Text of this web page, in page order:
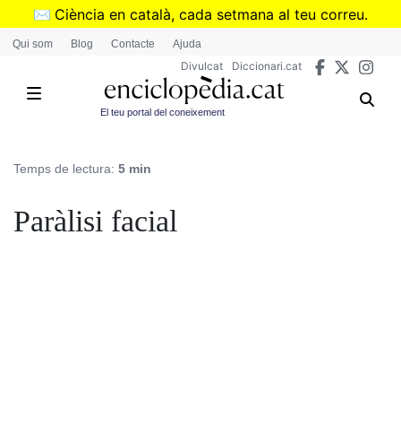
Vés
✉️ Ciència en català, cada setmana al teu correu.
➜Subscriu-te al butlletí de Divulcat
Qui som Blog Contacte Ajuda
Divulcat Diccionari.cat
El teu portal del coneixement
Temps de lectura: 5 min
Paràlisi facial